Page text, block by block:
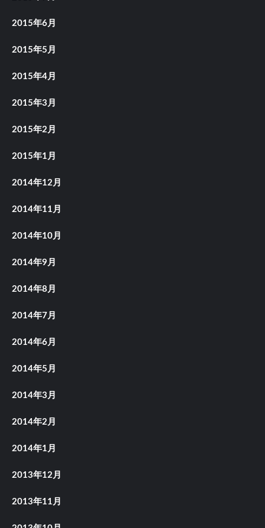
2015年6月
2015年5月
2015年4月
2015年3月
2015年2月
2015年1月
2014年12月
2014年11月
2014年10月
2014年9月
2014年8月
2014年7月
2014年6月
2014年5月
2014年3月
2014年2月
2014年1月
2013年12月
2013年11月